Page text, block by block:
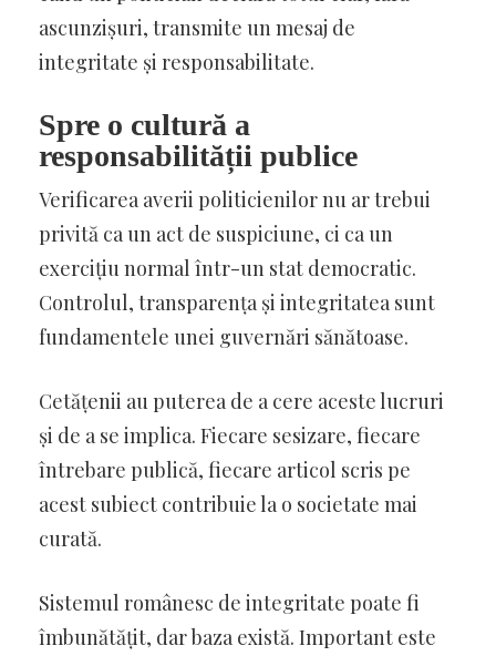
ascunzișuri, transmite un mesaj de
integritate și responsabilitate.
Spre o cultură a
responsabilității publice
Verificarea averii politicienilor nu ar trebui
privită ca un act de suspiciune, ci ca un
exercițiu normal într-un stat democratic.
Controlul, transparența și integritatea sunt
fundamentele unei guvernări sănătoase.
Cetățenii au puterea de a cere aceste lucruri
și de a se implica. Fiecare sesizare, fiecare
întrebare publică, fiecare articol scris pe
acest subiect contribuie la o societate mai
curată.
Sistemul românesc de integritate poate fi
îmbunătățit, dar baza există. Important este